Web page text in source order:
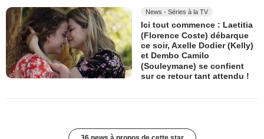
News - Séries à la TV
Ici tout commence : Laetitia
(Florence Coste) débarque
ce soir, Axelle Dodier (Kelly)
et Dembo Camilo
(Souleymane) se confient
sur ce retour tant attendu !